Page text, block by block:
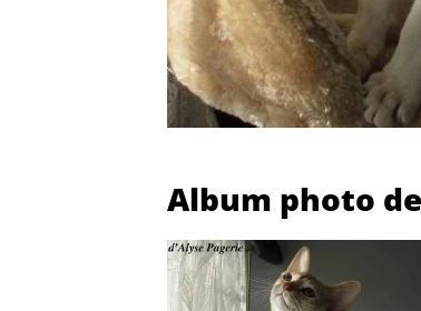
Album photo de